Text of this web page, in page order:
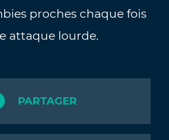
proches chaque fois
attaque lourde.
PARTAGER